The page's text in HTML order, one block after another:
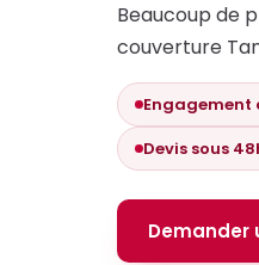
Beaucoup de
couverture
Engagement
Devis sous
Demander